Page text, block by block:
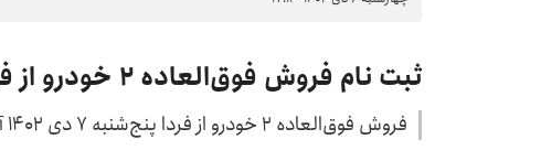
ثبت نام فروش فوق‌العاده ۲ خودرو از فردا ۷ دی ۱۴۰۲ +قیمت
فروش فوق‌العاده ۲ خودرو از فردا پنج‌شنبه ۷ دی ۱۴۰۲ آغاز می‌شود.